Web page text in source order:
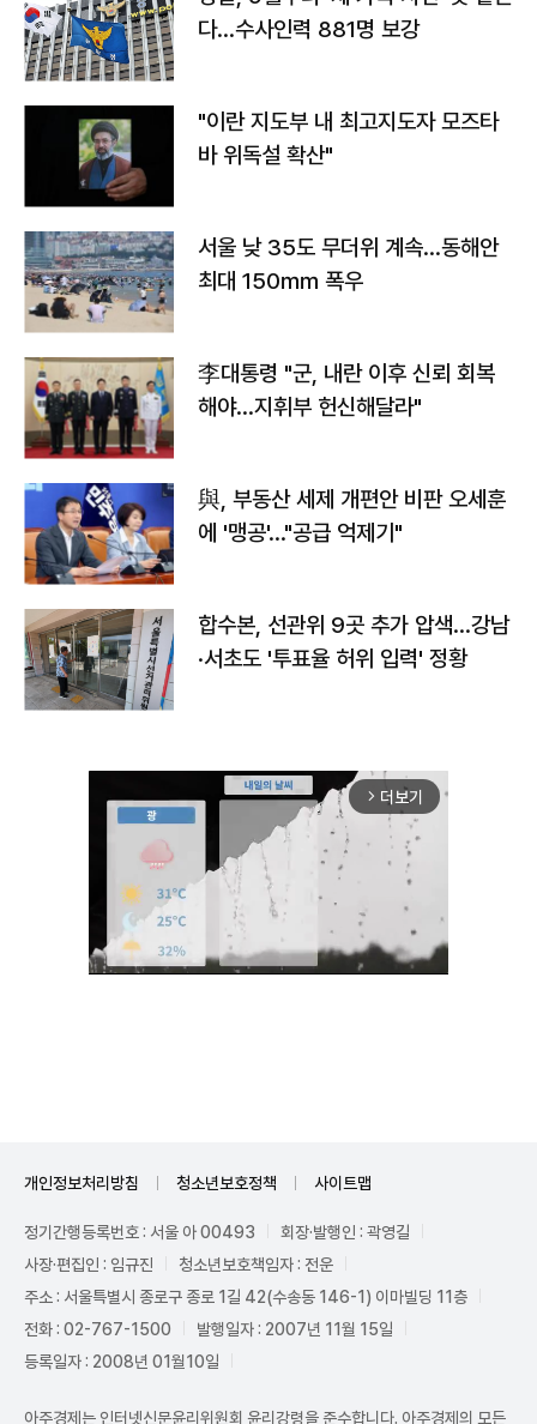
다…수사인력 881명 보강
"이란 지도부 내 최고지도자 모즈타
바 위독설 확산"
서울 낮 35도 무더위 계속…동해안
최대 150㎜ 폭우
李대통령 "군, 내란 이후 신뢰 회복
해야…지휘부 헌신해달라"
與, 부동산 세제 개편안 비판 오세훈
에 '맹공'…"공급 억제기"
합수본, 선관위 9곳 추가 압색…강남
·서초도 '투표율 허위 입력' 정황
arrow_forward_ios 더보기
개인정보처리방침 청소년보호정책 사이트맵
정기간행등록번호 : 서울 아 00493
회장·발행인 : 곽영길
사장·편집인 : 임규진
청소년보호책임자 : 전운
주소 : 서울특별시 종로구 종로 1길 42(수송동 146-1) 이마빌딩 11층
전화 : 02-767-1500
발행일자 : 2007년 11월 15일
등록일자 : 2008년 01월10일
아주경제는 인터넷신문윤리위원회 윤리강령을 준수합니다. 아주경제의 모든